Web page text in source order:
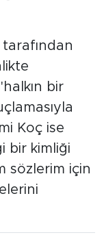
tarafından
bir
Koç ise
bir kimliği
sözlerim için